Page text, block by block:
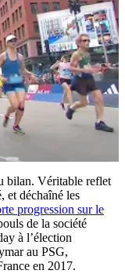
bilan. Véritable reflet
et déchaîné les
progression sur le
de la société
à l’élection
au PSG,
en 2017.